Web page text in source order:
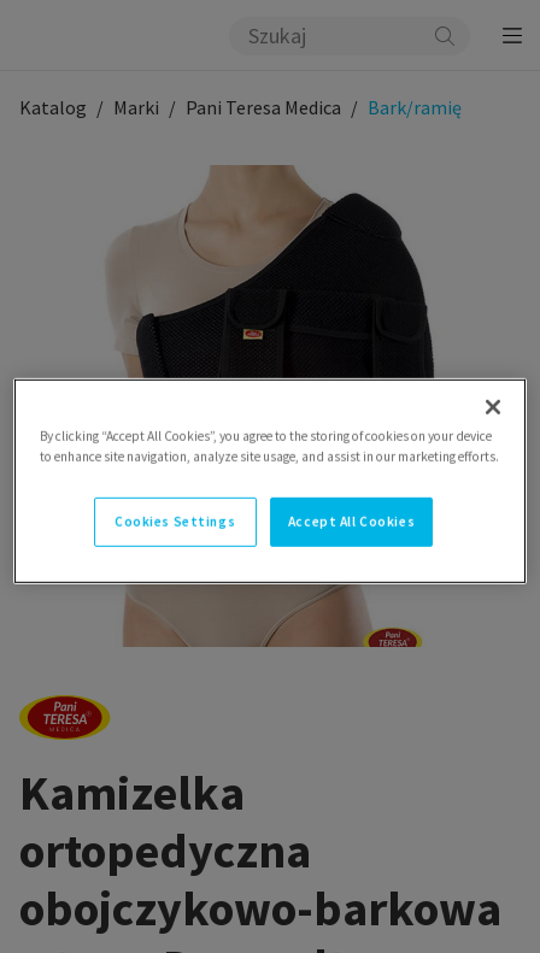
Katalog Marki Pani Teresa Medica Bark/ramię
Kamizelka
ortopedyczna
obojczykowo-barkowa
By clicking “Accept All Cookies”, you agree to the storing of cookies on your device
to enhance site navigation, analyze site usage, and assist in our marketing efforts.
Cookies Settings Accept All Cookies